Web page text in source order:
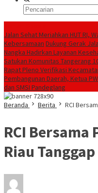
Jalan Sehat Meriahkan HUT RI,
Kebersamaan Dukung Gerak
Nangka Hadirkan Layanan
Satukan Komunitas Tangerang
Rapat Pleno Verifikasi
Pembangunan Daerah, Ketua
dan SMSI Pandeglang
Beranda
Berita RCI
RCI Bersama
Riau